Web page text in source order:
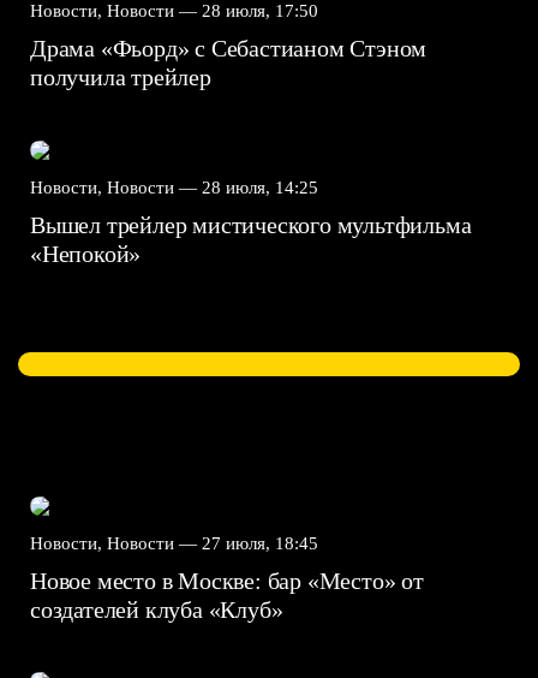
Новости, Новости — 28 июля, 17:50
Драма «Фьорд» с Себастианом Стэном
получила трейлер
Новости, Новости — 28 июля, 14:25
Вышел трейлер мистического мультфильма
«Непокой»
Новости, Новости — 27 июля, 18:45
Новое место в Москве: бар «Место» от
создателей клуба «Клуб»